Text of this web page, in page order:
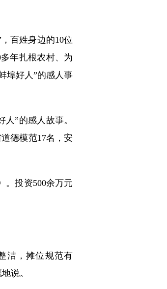
百姓身边的10位
年扎根农村、为
埠好人”的感人事
”的感人故事。
德模范17名，安
投资500余万元
洁，摊位规范有
说。